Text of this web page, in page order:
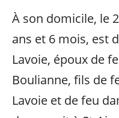
À son domicile, le
ans et 6 mois, est
Lavoie, époux de
Boulianne, fils de
Lavoie et de feu